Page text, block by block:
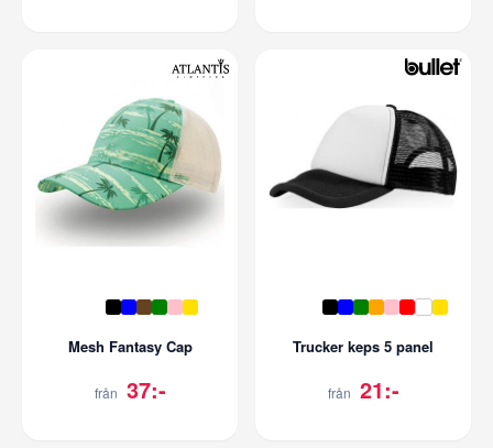
Mesh Fantasy Cap
från 37:-
Trucker keps 5 panel
från 21:-